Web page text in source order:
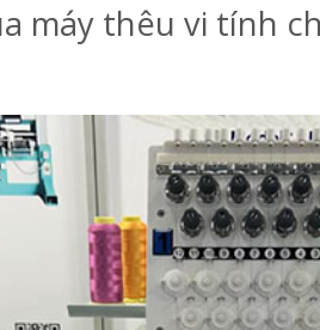
máy thêu vi tính